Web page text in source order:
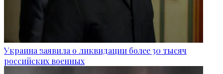
Украина заявила о ликвидации более 30 тысяч
российских военных